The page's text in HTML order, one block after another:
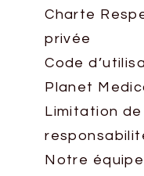
Charte
privée
Code
Planet
Limitation de
Notre équipe